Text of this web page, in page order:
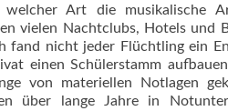
welcher Art die musikalische
vielen Nachtclubs, Hotels und
fand nicht jeder Flüchtling ein
einen Schülerstamm
von materiellen Notlagen
über lange Jahre in